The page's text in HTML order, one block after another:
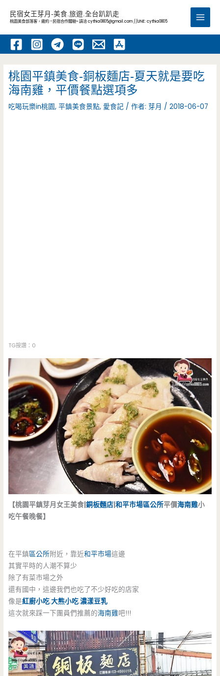
內
民宿女王芽月-美食.旅遊.全台趴趴走
桃園美食部落客，邀約 -民宿合作體驗~ 請洽cythia0805@gmail.com //LINE: cythia0805
Main
桃園平鎮美食-銅板麵店-夏天就是要吃
海南雞，平價餐點選項多
吃喝玩樂in桃園,平鎮美食景點, 愛食記 / 作者:芽月 /2018-06-07
TG按讚：0
【桃園平鎮芽月女王美食|銅板麵店 |和平市場區公所平價海南雞小
吃午餐晚餐】
在平鎮區公所附近，靠近和平市場這邊
其實平時的人潮不算少
除了有菜市場之外
還有國中，這邊我們也吃了不少好吃的店家
像是紅廚小吃.大熊小吃.濃漾豆乳
這次就來踩一下團員們推薦的海南雞吧!!!